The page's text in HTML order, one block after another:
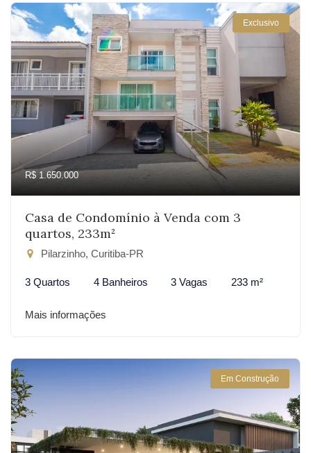
Exclusivo
R$ 1.650.000
Casa de Condomínio à Venda com 3
quartos, 233m²
Pilarzinho, Curitiba-PR
3 Quartos 4 Banheiros 3 Vagas 233 m²
Mais informações
Em Construção